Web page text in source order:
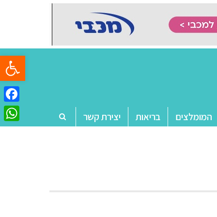
פתח
המומלצים בריאות יצירת קשר